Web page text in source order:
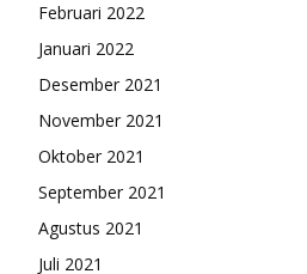
Februari 2022
Januari 2022
Desember 2021
November 2021
Oktober 2021
September 2021
Agustus 2021
Juli 2021